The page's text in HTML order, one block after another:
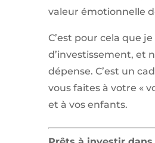
valeur émotionnelle
C’est pour cela que
d’investissement, et
dépense. C’est un
vous faites à votre «
et à vos enfants.